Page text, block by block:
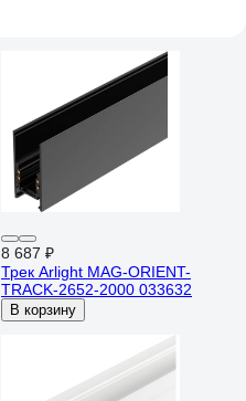
8 687 ₽
Трек Arlight MAG-ORIENT-
TRACK-2652-2000 033632
В корзину